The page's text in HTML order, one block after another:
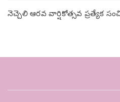
నెచ్చెలి ఆరవ వార్షికోత్సవ ప్రత్యేక